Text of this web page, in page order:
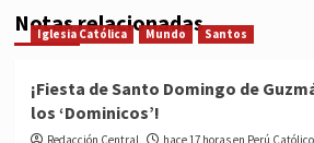
Notas relacionadas
Iglesia Católica Mundo Santos
¡Fiesta de Santo Domingo de
los ‘Dominicos’!
Redacción Central
hace 17 horas en Perú Católico